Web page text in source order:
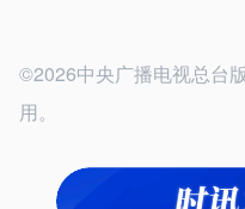
©2026中央广播电视总台
用。